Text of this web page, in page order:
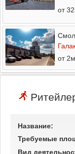
от
от 2м
Название:
Требуемые
Вид